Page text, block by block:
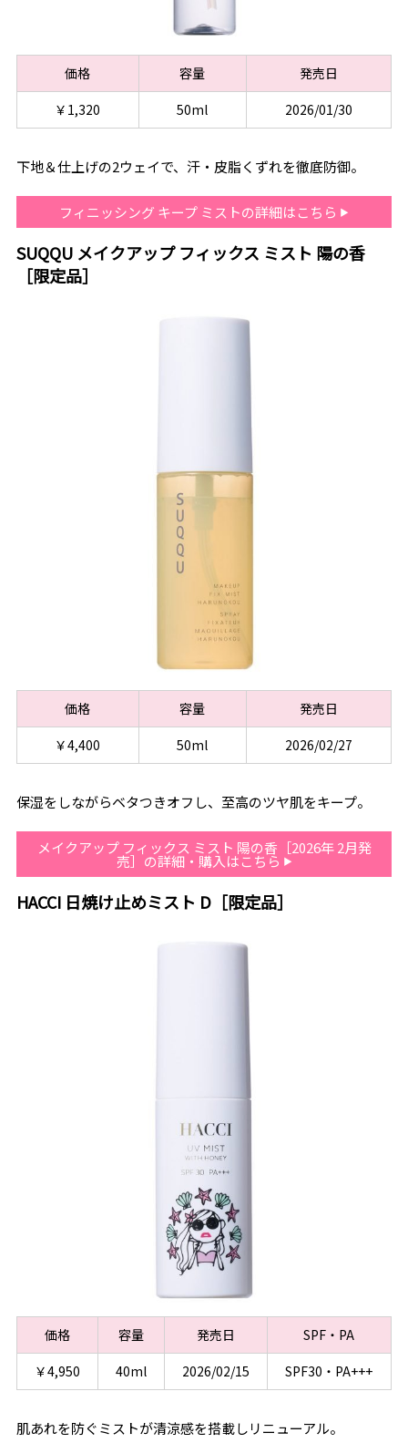
価格 容量
発売日
￥1,320
50ml 2026/01/30
下地＆仕上げの2ウェイで、汗・皮脂くずれを徹底防御。
フィニッシング キープ ミストの詳細はこちら
SUQQU メイクアップ フィックス ミスト 陽の香
［限定品］
価格 容量
発売日
￥4,400
50ml 2026/02/27
保湿をしながらベタつきオフし、至高のツヤ肌をキープ。
メイクアップ フィックス ミスト 陽の香［2026年 2月発
売］の詳細・購入はこちら
HACCI 日焼け止めミスト D［限定品］
価格 容量 発売日
SPF・PA
￥4,950
40ml 2026/02/15 SPF30・PA+++
肌あれを防ぐミストが清涼感を搭載しリニューアル。